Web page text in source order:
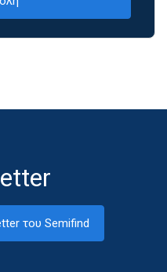
του Semifind